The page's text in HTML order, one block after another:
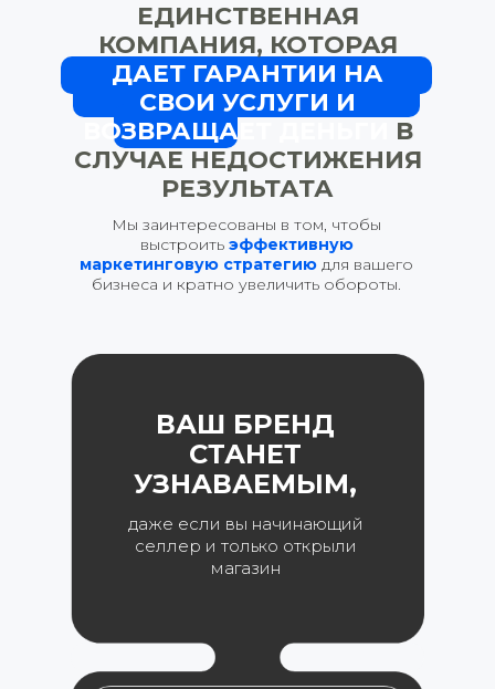
ЕДИНСТВЕННАЯ
КОМПАНИЯ, КОТОРАЯ
ДАЕТ ГАРАНТИИ НА
СВОИ УСЛУГИ И
ВОЗВРАЩАЕТ ДЕНЬГИ
В
СЛУЧАЕ НЕДОСТИЖЕНИЯ
РЕЗУЛЬТАТА
Мы заинтересованы в том, чтобы
выстроить эффективную
маркетинговую стратегию для вашего
бизнеса и кратно увеличить обороты.
ВАШ БРЕНД
СТАНЕТ
УЗНАВАЕМЫМ,
даже если вы начинающий
селлер и только открыли
магазин